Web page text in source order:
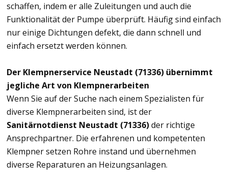
schaffen, indem er alle Zuleitungen und auch die
Funktionalität der Pumpe überprüft. Häufig sind einfach
nur einige Dichtungen defekt, die dann schnell und
einfach ersetzt werden können.
Der Klempnerservice Neustadt (71336) übernimmt
jegliche Art von Klempnerarbeiten
Wenn Sie auf der Suche nach einem Spezialisten für
diverse Klempnerarbeiten sind, ist der
Sanitärnotdienst Neustadt (71336)der richtige
Ansprechpartner. Die erfahrenen und kompetenten
Klempner setzen Rohre instand und übernehmen
diverse Reparaturen an Heizungsanlagen.